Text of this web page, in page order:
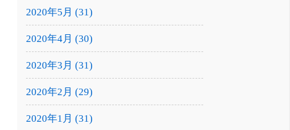
2020年5月 (31)
2020年4月 (30)
2020年3月 (31)
2020年2月 (29)
2020年1月 (31)